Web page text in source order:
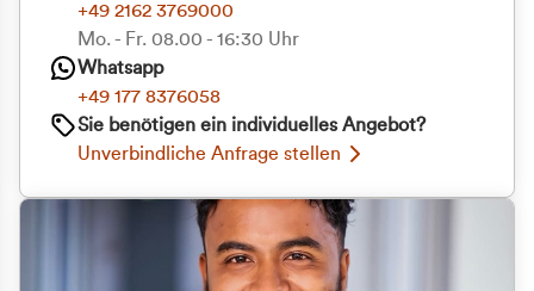
Zustimmung
Wir verwenden Cookies, um Inhalte und Anzeigen
zu personalisieren, Funktionen für soziale Medien
anbieten zu können und die Zugriffe auf unsere
+49 2162 3769000
Mo. - Fr. 08.00 - 16:30 Uhr
Whatsapp
+49 177 8376058
Sie benötigen ein individuelles Angebot?
Unverbindliche Anfrage stellen